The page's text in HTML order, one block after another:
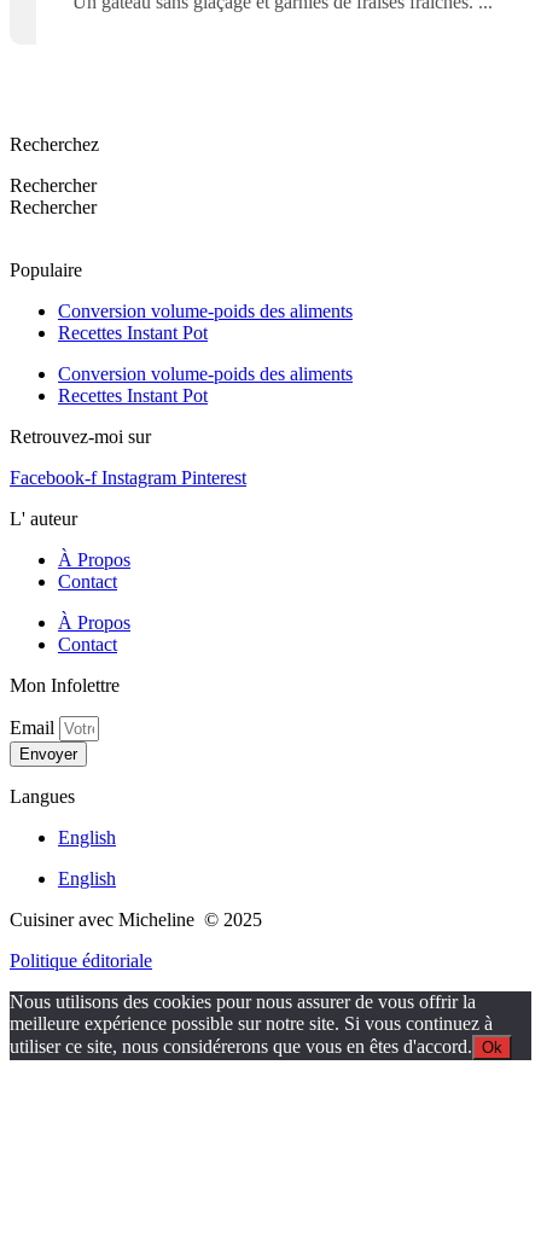
Recherchez
Rechercher
Rechercher
Populaire
Conversion volume-poids des aliments
Recettes Instant Pot
Conversion volume-poids des aliments
Recettes Instant Pot
Retrouvez-moi sur
Facebook-f Instagram Pinterest
L' auteur
À Propos
Contact
À Propos
Contact
Mon Infolettre
Email
Envoyer
Langues
English
English
Cuisiner avec Micheline © 2025
Politique éditoriale
Nous utilisons des cookies pour nous assurer de vous offrir la
meilleure expérience possible sur notre site. Si vous continuez à
utiliser ce site, nous considérerons que vous en êtes d'accord. Ok